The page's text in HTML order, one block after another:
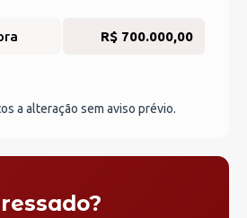
R$ 700.000,00
a alteração sem aviso prévio.